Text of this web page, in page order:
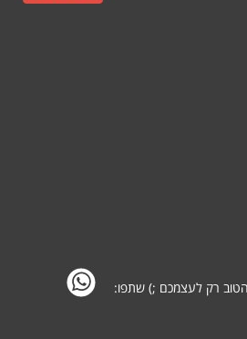
רק לעצמכם ;) שתפו: